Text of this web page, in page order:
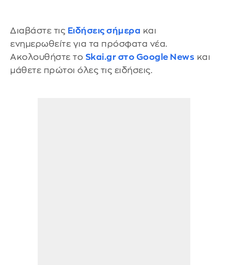
Διαβάστε τις Ειδήσεις σήμερα και
ενημερωθείτε για τα πρόσφατα νέα.
Ακολουθήστε το Skai.gr στο Google News και
μάθετε πρώτοι όλες τις ειδήσεις.